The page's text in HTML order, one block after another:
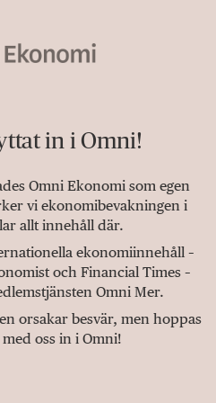
in i Omni!
Omni Ekonomi som egen
vi ekonomibevakningen i
allt innehåll där.
ekonomiinnehåll –
och Financial Times –
Omni Mer.
orsakar besvär, men hoppas
oss in i Omni!